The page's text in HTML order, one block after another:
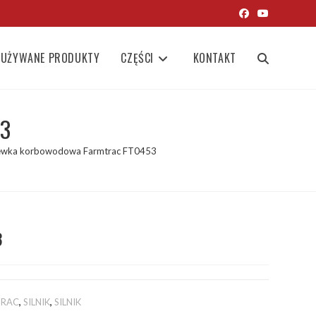
UŻYWANE PRODUKTY CZĘŚCI KONTAKT TOGGLE
korbowodowa Farmtrac FT0453
,SILNIK,SILNIK